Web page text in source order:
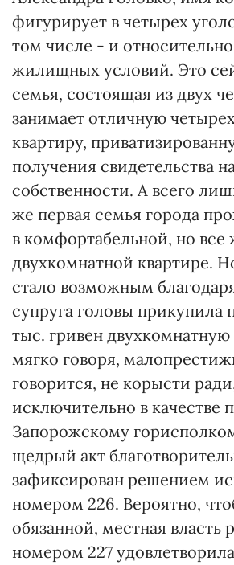
фигурирует в четырех
том числе - и
жилищных условий. Это
семья, состоящая из двух
занимает отличную
квартиру,
получения свидетельства
собственности. А всего
же первая семья города
в комфортабельной, но все
двухкомнатной квартире.
стало возможным
супруга головы прикупила
тыс. гривен двухкомнатную
мягко говоря,
говорится, не корысти
исключительно в качестве
Запорожскому
щедрый акт
зафиксирован решением
номером 226. Вероятно,
обязанной, местная
номером 227